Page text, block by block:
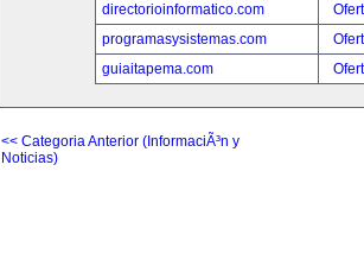
directorioinformatico.com
programasysistemas.com
guiaitapema.com
<< Categoria Anterior (InformaciÃ³n y
Noticias)